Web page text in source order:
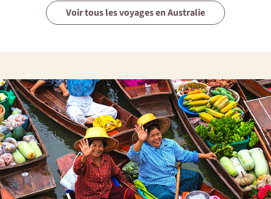
Voir tous les voyages en Australie